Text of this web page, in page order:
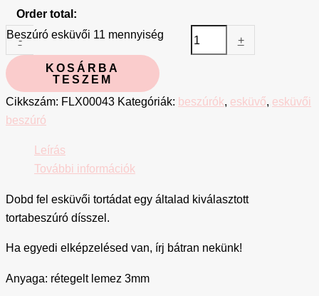
Order total:
-
Beszúró esküvői 11 mennyiség +
KOSÁRBA
TESZEM
Cikkszám: FLX00043 Kategóriák: beszúrók, esküvő, esküvői
beszúró
Leírás
További információk
Dobd fel esküvői tortádat egy általad kiválasztott
tortabeszúró dísszel.
Ha egyedi elképzelésed van, írj bátran nekünk!
Anyaga: rétegelt lemez 3mm